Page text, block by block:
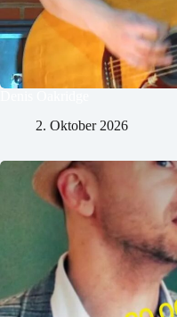
2. Oktober 2026